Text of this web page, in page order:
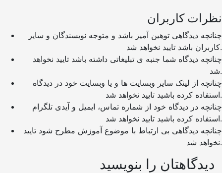
نظرات کاربران
کاربران باشد تایید نخواهد شد.
شد.
استفاده کرده باشید تایید نخواهد شد.
استفاده کرده باشید تایید نخواهد شد.
چنانچه دیدگاهی بی ارتباط با موضوع آموزش مطرح شود تایید
نخواهد شد.
دیدگاهتان را بنویسید